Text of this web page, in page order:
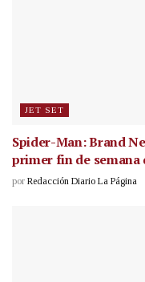
JET SET
Spider-Man: Brand
primer fin de semana
por Redacción Diario La Página